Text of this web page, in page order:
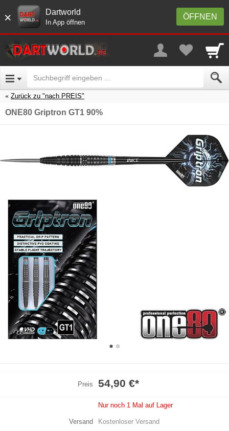
× ÖFFNEN
Dartworld
In App öffnen
Zurück zu "nach PREIS"
ONE80 Griptron GT1 90%
Preis 54,90 €*
Nur noch 1 Mal auf Lager
Versand Kostenloser Versand